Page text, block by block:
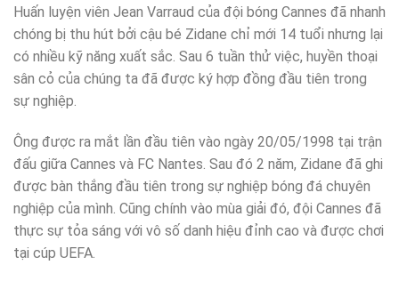
Huấn luyện viên Jean Varraud của đội bóng Cannes đã nhanh
chóng bị thu hút bởi cậu bé Zidane chỉ mới 14 tuổi nhưng lại
có nhiều kỹ năng xuất sắc. Sau 6 tuần thử việc, huyền thoại
sân cỏ của chúng ta đã được ký hợp đồng đầu tiên trong
sự nghiệp.
Ông được ra mắt lần đầu tiên vào ngày 20/05/1998 tại trận
đấu giữa Cannes và FC Nantes. Sau đó 2 năm, Zidane đã ghi
được bàn thắng đầu tiên trong sự nghiệp bóng đá chuyên
nghiệp của mình. Cũng chính vào mùa giải đó, đội Cannes đã
thực sự tỏa sáng với vô số danh hiệu đỉnh cao và được chơi
tại cúp UEFA.